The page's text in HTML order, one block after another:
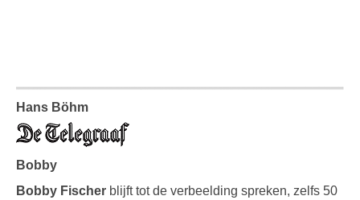
Hans Böhm
Bobby
Bobby Fischer blijft tot de verbeelding spreken, zelfs 50